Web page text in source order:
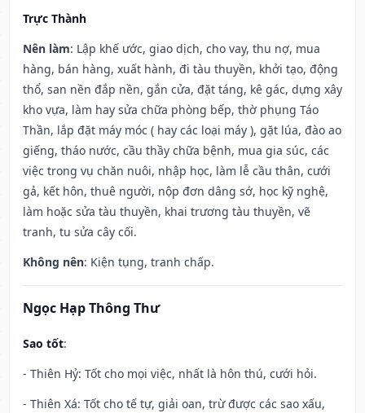
Trực Thành
Nên làm: Lập khế ước, giao dịch, cho vay, thu nợ, mua
hàng, bán hàng, xuất hành, đi tàu thuyền, khởi tạo, động
thổ, san nền đắp nền, gắn cửa, đặt táng, kê gác, dựng xây
kho vựa, làm hay sửa chữa phòng bếp, thờ phụng Táo
Thần, lắp đặt máy móc ( hay các loại máy ), gặt lúa, đào ao
giếng, tháo nước, cầu thầy chữa bệnh, mua gia súc, các
việc trong vụ chăn nuôi, nhập học, làm lễ cầu thân, cưới
gả, kết hôn, thuê người, nộp đơn dâng sớ, học kỹ nghệ,
làm hoặc sửa tàu thuyền, khai trương tàu thuyền, vẽ
tranh, tu sửa cây cối.
Không nên: Kiện tụng, tranh chấp.
Ngọc Hạp Thông Thư
Sao tốt:
- Thiên Hỷ: Tốt cho mọi việc, nhất là hôn thú, cưới hỏi.
- Thiên Xá: Tốt cho tế tự, giải oan, trừ được các sao xấu,